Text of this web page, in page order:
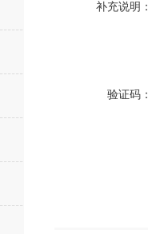
补充说明：
验证码：